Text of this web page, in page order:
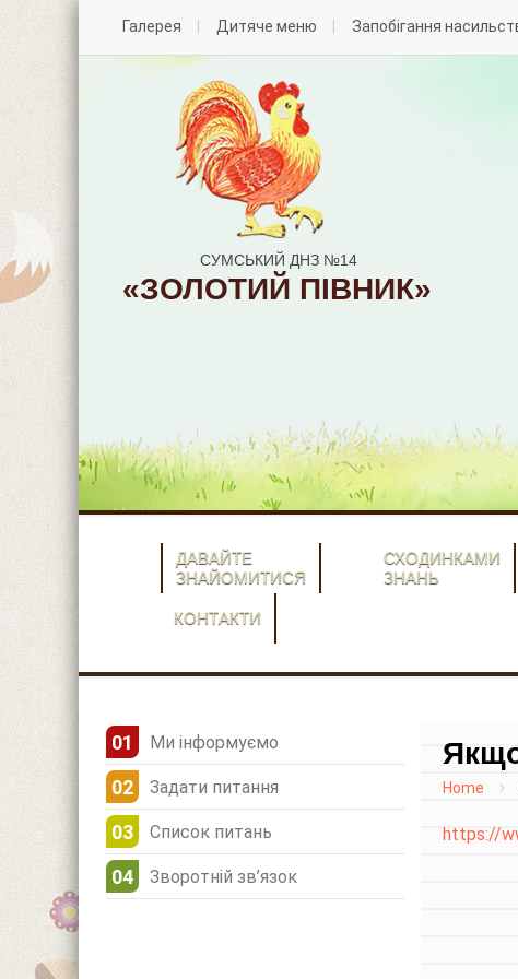
Галерея Дитяче меню Запобігання
СУМСЬКИЙ ДНЗ №14
«ЗОЛОТИЙ ПІВНИК»
ДАВАЙТЕ
ЗНАЙОМИТИСЯ
СХОДИНКАМИ
ЗНАНЬ
КОНТАКТИ
Ми інформуємо
Задати питання
Список питань
Зворотній зв’язок
Home
https://